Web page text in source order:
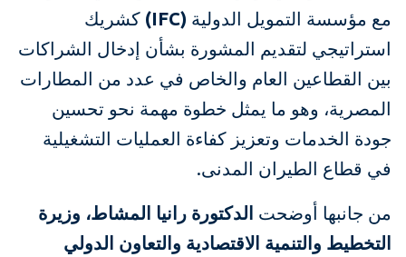
مع مؤسسة التمويل الدولية (IFC)
كشريك
استراتيجي لتقديم المشورة بشأن إدخال الشراكات
بين القطاعين العام والخاص في عدد من المطارات
المصرية، وهو ما يمثل خطوة مهمة نحو تحسين
جودة الخدمات وتعزيز كفاءة العمليات التشغيلية
في قطاع الطيران المدنى.
من جانبها أوضحت الدكتورة رانيا المشاط، وزيرة
التخطيط والتنمية الاقتصادية والتعاون الدولي